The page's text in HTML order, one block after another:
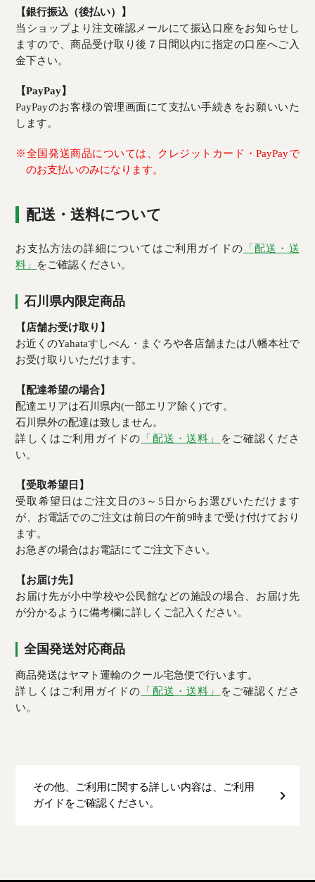
【銀行振込（後払い）】
当ショップより注文確認メールにて振込口座をお知らせし
ますので、商品受け取り後７日間以内に指定の口座へご入
金下さい。
【PayPay】
PayPayのお客様の管理画面にて支払い手続きをお願いいた
します。
※全国発送商品については、クレジットカード・PayPayで
のお支払いのみになります。
配送・送料について
お支払方法の詳細についてはご利用ガイドの 「配送・送
料」 をご確認ください。
石川県内限定商品
【店舗お受け取り】
お近くのYahataすしべん・まぐろや各店舗または八幡本社で
お受け取りいただけます。
【配達希望の場合】
配達エリアは石川県内(一部エリア除く)です。
石川県外の配達は致しません。
詳しくはご利用ガイドの 「配送・送料」
をご確認くださ
い。
【受取希望日】
受取希望日はご注文日の3～5日からお選びいただけます
が、お電話でのご注文は前日の午前9時まで受け付けており
ます。
お急ぎの場合はお電話にてご注文下さい。
【お届け先】
お届け先が小中学校や公民館などの施設の場合、お届け先
が分かるように備考欄に詳しくご記入ください。
全国発送対応商品
商品発送はヤマト運輸のクール宅急便で行います。
詳しくはご利用ガイドの 「配送・送料」
をご確認くださ
い。
その他、ご利用に関する詳しい内容は、ご利用
ガイドをご確認ください。